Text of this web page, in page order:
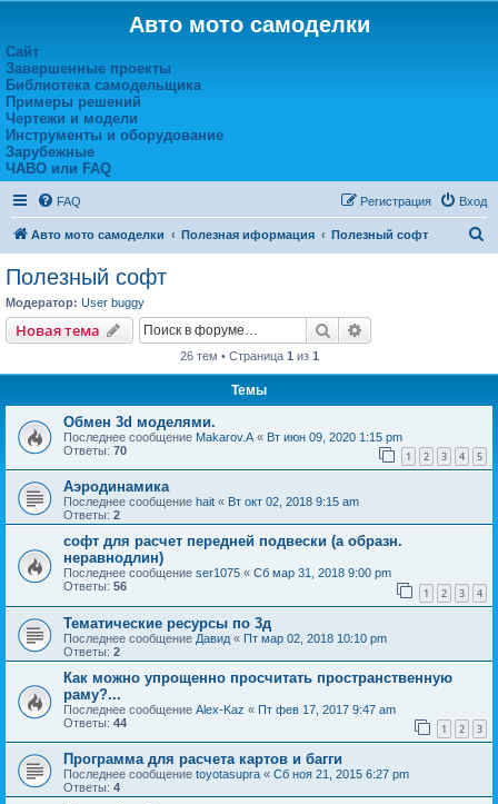
Авто мото самоделки
Сайт
Завершенные проекты
Библиотека самодельщика
Примеры решений
Чертежи и модели
Инструменты и оборудование
Зарубежные
ЧАВО или FAQ
FAQ Вход
Регистрация
Авто мото самоделки Полезная иформация Полезный софт
Полезный софт
Модератор: User buggy
Новая тема Поиск
26 тем • Страница 1 из 1
Темы
Обмен 3d моделями.
Последнее сообщение Makarov.A « Вт июн 09, 2020 1:15 pm
Ответы: 70 1 2 3 4 5
Аэродинамика
Последнее сообщение hait « Вт окт 02, 2018 9:15 am
Ответы: 2
софт для расчет передней подвески (а образн.
неравнодлин)
Последнее сообщение ser1075 « Сб мар 31, 2018 9:00 pm
Ответы: 56 1 2 3 4
Тематические ресурсы по 3д
Последнее сообщение Давид « Пт мар 02, 2018 10:10 pm
Ответы: 2
Как можно упрощенно просчитать пространственную
раму?...
Последнее сообщение Alex-Kaz « Пт фев 17, 2017 9:47 am
Ответы: 44 1 2 3
Программа для расчета картов и багги
Последнее сообщение toyotasupra « Сб ноя 21, 2015 6:27 pm
Ответы: 4